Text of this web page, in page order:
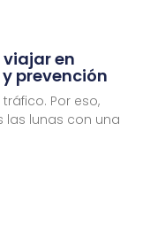
en
prevención
Por eso,
las lunas con una